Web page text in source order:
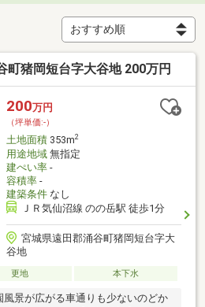
町猪岡短台字大谷地 200万円
200万円
（坪単価:-）
土地面積353m2
用途地域無指定
建ぺい率-
容積率-
建築条件なし
ＪＲ気仙沼線 のの岳駅 徒歩1分
宮城県遠田郡涌谷町猪岡短台字大
谷地
更地 本下水
風景が広がる車通りも少ないのどか